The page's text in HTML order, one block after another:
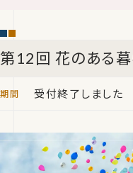
第12回 花のある
受付終了しました